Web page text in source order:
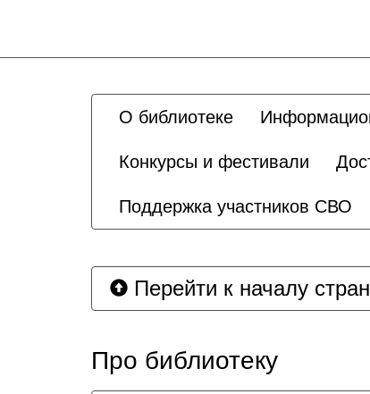
О библиотеке
Конкурсы и фестивали
Поддержка участников СВО
Перейти к началу
Про библиотеку